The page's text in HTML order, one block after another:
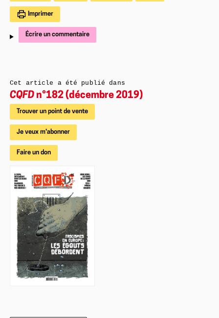
Imprimer
Écrire un commentaire
Cet article a été publié dans
CQFD n°182 (décembre 2019)
Trouver un point de vente
Je veux m'abonner
Faire un don